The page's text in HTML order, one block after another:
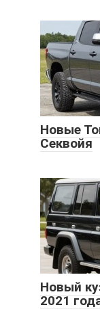
Новые
Секвойя
Новый
2021